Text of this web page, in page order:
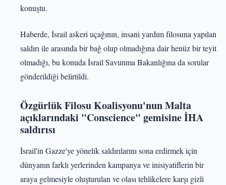
konuştu.
Haberde, İsrail askeri uçağının, insani yardım filosuna yapılan
saldırı ile arasında bir bağ olup olmadığına dair henüz bir teyit
olmadığı, bu konuda İsrail Savunma Bakanlığına da sorular
gönderildiği belirtildi.
Özgürlük Filosu Koalisyonu'nun Malta
açıklarındaki "Conscience" gemisine İHA
saldırısı
İsrail'in Gazze'ye yönelik saldırılarını sona erdirmek için
dünyanın farklı yerlerinden kampanya ve inisiyatiflerin bir
araya gelmesiyle oluşturulan ve olası tehlikelere karşı gizli